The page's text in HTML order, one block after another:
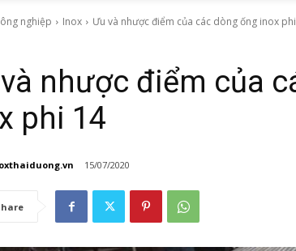
nghiệp Inox Ưu và nhược điểm của các dòng ống inox
nhược điểm của
phi 14
15/07/2020